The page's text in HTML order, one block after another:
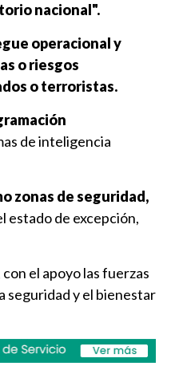
nacional".
operacional y
o riesgos
o terroristas.
de inteligencia
zonas de seguridad,
estado de excepción,
el apoyo las fuerzas
seguridad y el bienestar